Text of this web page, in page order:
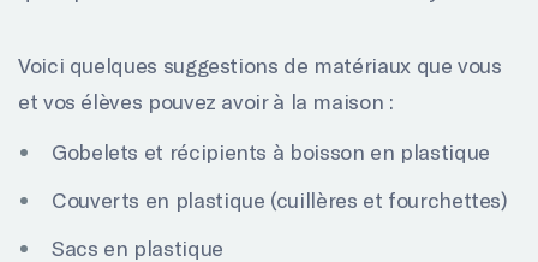
Voici quelques suggestions de matériaux que vous
et vos élèves pouvez avoir à la maison :
Gobelets et récipients à boisson en plastique
Couverts en plastique (cuillères et fourchettes)
Sacs en plastique